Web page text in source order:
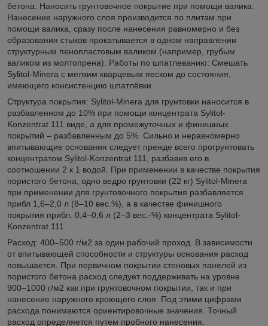
бетона: Наносить грунтовочное покрытие при помощи валика.
Нанесение наружного слоя производится по плитам при
помощи валика, сразу после нанесения равномерно и без
образования стыков прокатывается в одном направлении
структурным пенопластовым валиком (например, грубым
валиком из молтопрена). Работы по шпатлеванию: Смешать
Sylitol-Minera с мелким кварцевым песком до состояния,
имеющего консистенцию шпатлёвки.
Структура покрытия: Sylitol-Minera для грунтовки наносится в
разбавленном до 10% при помощи концентрата Sylitol-
Konzentrat 111 виде, а для промежуточных и финишных
покрытий – разбавленным до 5%. Сильно и неравномерно
впитывающие основания следует прежде всего прогрунтовать
концентратом Sylitol-Konzentrat 111, разбавив его в
соотношении 2 к 1 водой. При применении в качестве покрытия
пористого бетона, одно ведро грунтовки (22 кг) Sylitol-Minera
при применении для грунтовочного покрытия разбавляется
прибл 1,6–2,0 л (8–10 вес.%), а в качестве финишного
покрытия прибл. 0,4–0,6 л (2–3 вес.-%) концентрата Sylitol-
Konzentrat 111.
Расход: 400–500 г/м2 за один рабочий проход. В зависимости
от впитывающей способности и структуры основания расход
повышается. При первичном покрытии стеновых панелей из
пористого бетона расход следует поддерживать на уровне
900–1000 г/м2 как при грунтовочном покрытии, так и при
нанесение наружного кроющего слоя. Под этими цифрами
расхода понимаются ориентировочные значения. Точный
расход определяется путем пробного нанесения.